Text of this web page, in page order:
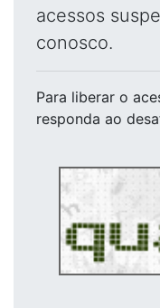
acessos
conosco.
Para liberar o
responda ao